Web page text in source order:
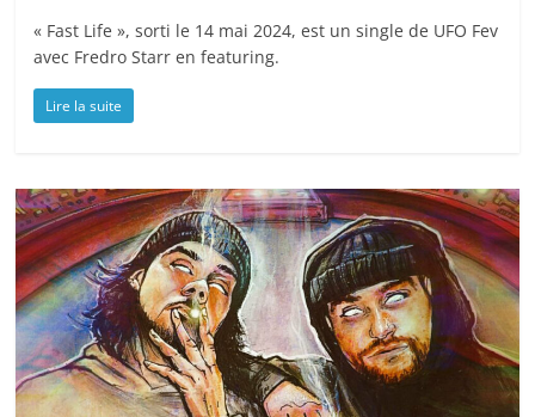
« Fast Life », sorti le 14 mai 2024, est un single de UFO Fev
avec Fredro Starr en featuring.
Lire la suite